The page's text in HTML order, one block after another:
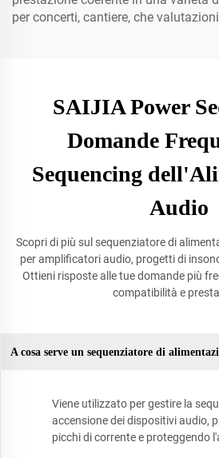
per concerti, cantiere, che
SAIJIA Power
Domande
Sequencing
Audio
Scopri di più sul sequenziatore di
per amplificatori audio, progetti di
Ottieni risposte alle tue domande più
compatibilità e
A cosa serve un sequenziatore di
Viene utilizzato per gestire la
accensione dei dispositivi audio,
picchi di corrente e proteggendo